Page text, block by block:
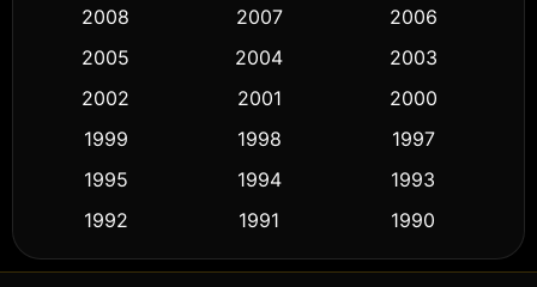
Crime อาชญากรรม (511)
Cult Film
Dance เต้น (10)
Detective สืบสวน (58)
2008
2007
2006
2005
2004
2003
2002
2001
2000
1999
1998
1997
1995
1994
1993
1992
1991
1990
1989
1988
1986